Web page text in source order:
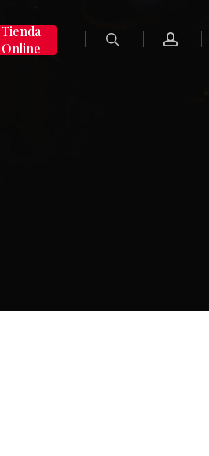
Tienda
Online